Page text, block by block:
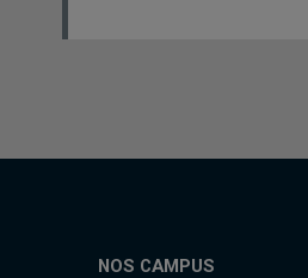
NOS CAMPUS